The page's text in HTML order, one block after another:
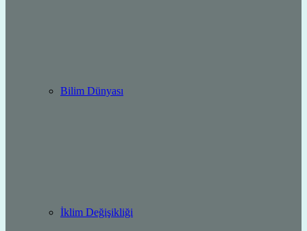
Bilim Dünyası
İklim Değişikliği